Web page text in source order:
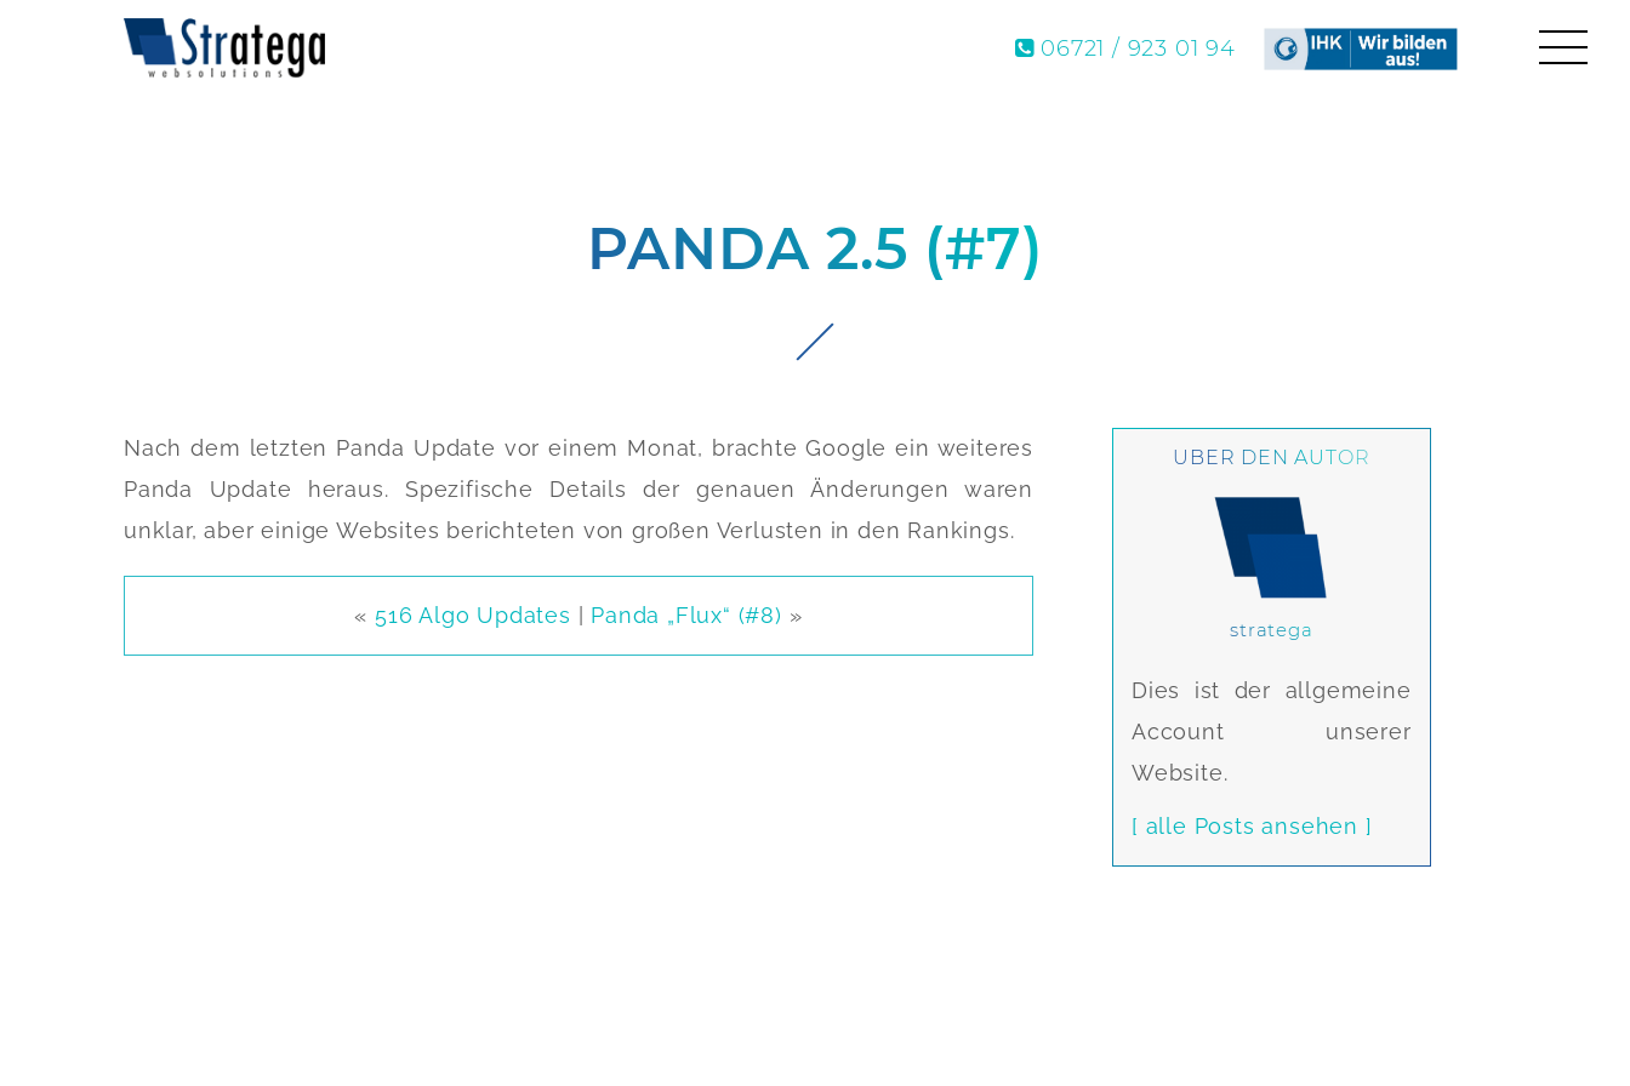
06721 / 923 01 94
PANDA 2.5 (#7)
Nach dem letzten Panda Update vor einem Monat, brachte Google ein weiteres
Panda Update heraus. Spezifische Details der genauen Änderungen waren
unklar, aber einige Websites berichteten von großen Verlusten in den Rankings.
« 516 Algo Updates Panda „Flux“ (#8) »
ÜBER DEN AUTOR
stratega
Dies ist der allgemeine
Account unserer
Website.
[ alle Posts ansehen ]